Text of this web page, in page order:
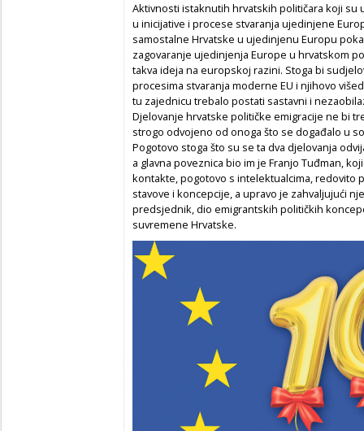
Aktivnosti istaknutih hrvatskih političara koji su
u inicijative i procese stvaranja ujedinjene
samostalne Hrvatske u ujedinjenu Europu
zagovaranje ujedinjenja Europe u hrvatskom
takva ideja na europskoj razini. Stoga bi
procesima stvaranja moderne EU i njihovo
tu zajednicu trebalo postati sastavni i
Djelovanje hrvatske političke emigracije ne bi
strogo odvojeno od onoga što se događalo u
Pogotovo stoga što su se ta dva djelovanja
a glavna poveznica bio im je Franjo Tuđman,
kontakte, pogotovo s intelektualcima, redovito
stavove i koncepcije, a upravo je zahvaljujući
predsjednik, dio emigrantskih političkih
suvremene Hrvatske.